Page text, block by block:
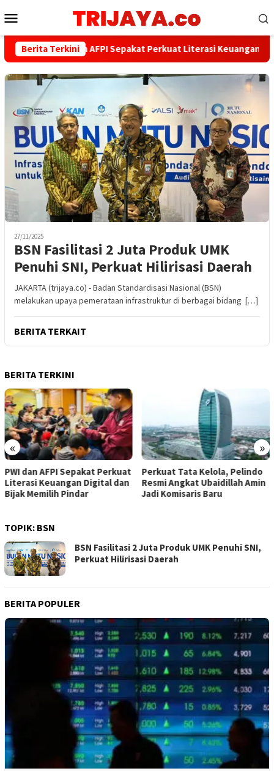
ke
Mobile
Berita Terkini
PWI dan AFPI Sepakat Perkuat Literasi Keuangan
27/11/2025
BSN Fasilitasi 2 Juta Produk UMK
Penuhi SNI, Perkuat Hilirisasi Daerah
JAKARTA (trijaya.co) - Badan Standardisasi Nasional (BSN)
melakukan upaya pemerataan infrastruktur di berbagai bidang […]
BERITA TERKAIT
BERITA TERKINI
« »
PWI dan AFPI Sepakat Perkuat
Literasi Keuangan Digital dan
Bijak Memilih Pindar
​Perkuat Tata Kelola, Pelindo
Resmi Angkat Ubaidillah Amin
Jadi Komisaris Baru
TOPIK: BSN
BSN Fasilitasi 2 Juta Produk UMK Penuhi SNI,
Perkuat Hilirisasi Daerah
BERITA POPULER